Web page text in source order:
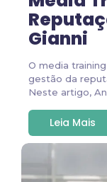
Gianni
O media
gestão da
Neste artigo,
Leia Mais